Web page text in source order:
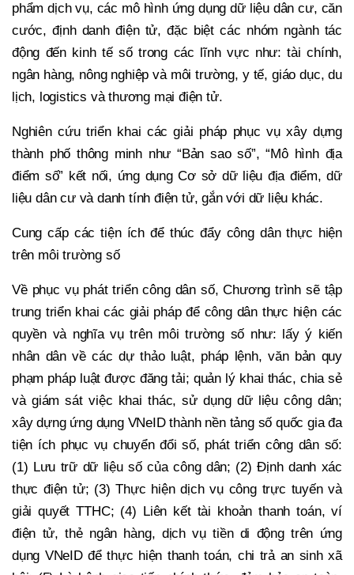
phẩm dịch vụ, các mô hình ứng dụng dữ liệu dân cư, căn
cước, định danh điện tử, đặc biệt các nhóm ngành tác
động đến kinh tế số trong các lĩnh vực như: tài chính,
ngân hàng, nông nghiệp và môi trường, y tế, giáo dục, du
lịch, logistics và thương mại điện tử.
Nghiên cứu triển khai các giải pháp phục vụ xây dựng
thành phố thông minh như “Bản sao số”, “Mô hình địa
điểm số” kết nối, ứng dụng Cơ sở dữ liệu địa điểm, dữ
liệu dân cư và danh tính điện tử, gắn với dữ liệu khác.
Cung cấp các tiện ích để thúc đẩy công dân thực hiện
trên môi trường số
Về phục vụ phát triển công dân số, Chương trình sẽ tập
trung triển khai các giải pháp để công dân thực hiện các
quyền và nghĩa vụ trên môi trường số như: lấy ý kiến
nhân dân về các dự thảo luật, pháp lệnh, văn bản quy
phạm pháp luật được đăng tải; quản lý khai thác, chia sẻ
và giám sát việc khai thác, sử dụng dữ liệu công dân;
xây dựng ứng dụng VNeID thành nền tảng số quốc gia đa
tiện ích phục vụ chuyển đổi số, phát triển công dân số:
(1) Lưu trữ dữ liệu số của công dân; (2) Định danh xác
thực điện tử; (3) Thực hiện dịch vụ công trực tuyến và
giải quyết TTHC; (4) Liên kết tài khoản thanh toán, ví
điện tử, thẻ ngân hàng, dịch vụ tiền di động trên ứng
dụng VNeID để thực hiện thanh toán, chi trả an sinh xã